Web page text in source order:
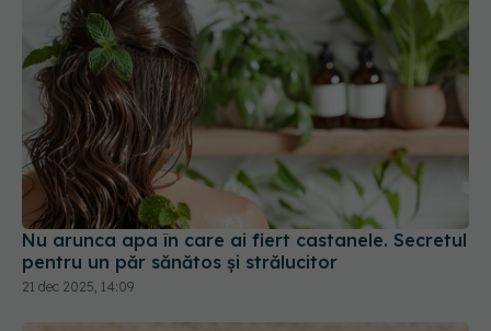
Nu arunca apa în care ai fiert castanele. Secretul
pentru un păr sănătos și strălucitor
21 dec 2025, 14:09